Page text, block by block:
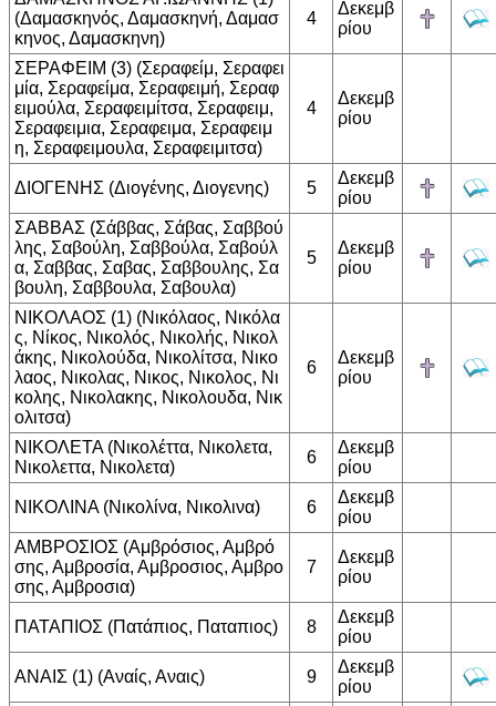
(Δαμασκηνός, Δαμασκηνή, Δαμασ
κηνος, Δαμασκηνη)
4
Δεκεμβ
ρίου
ΣΕΡΑΦΕΙΜ (3) (Σεραφείμ, Σεραφει
μία, Σεραφείμα, Σεραφειμή, Σεραφ
ειμούλα, Σεραφειμίτσα, Σεραφειμ,
Σεραφειμια, Σεραφειμα, Σεραφειμ
η, Σεραφειμουλα, Σεραφειμιτσα)
4
Δεκεμβ
ρίου
ΔΙΟΓΕΝΗΣ (Διογένης, Διογενης) 5
Δεκεμβ
ρίου
ΣΑΒΒΑΣ (Σάββας, Σάβας, Σαββού
λης, Σαβούλη, Σαββούλα, Σαβούλ
α, Σαββας, Σαβας, Σαββουλης, Σα
βουλη, Σαββουλα, Σαβουλα)
5
Δεκεμβ
ρίου
ΝΙΚΟΛΑΟΣ (1) (Νικόλαος, Νικόλα
ς, Νίκος, Νικολός, Νικολής, Νικολ
άκης, Νικολούδα, Νικολίτσα, Νικο
λαος, Νικολας, Νικος, Νικολος, Νι
κολης, Νικολακης, Νικολουδα, Νικ
ολιτσα)
6
Δεκεμβ
ρίου
ΝΙΚΟΛΕΤΑ (Νικολέττα, Νικολετα,
Νικολεττα, Νικολετα)
6
Δεκεμβ
ρίου
ΝΙΚΟΛΙΝΑ (Νικολίνα, Νικολινα) 6
Δεκεμβ
ρίου
ΑΜΒΡΟΣΙΟΣ (Αμβρόσιος, Αμβρό
σης, Αμβροσία, Αμβροσιος, Αμβρο
σης, Αμβροσια)
7
Δεκεμβ
ρίου
ΠΑΤΑΠΙΟΣ (Πατάπιος, Παταπιος) 8
Δεκεμβ
ρίου
ΑΝΑΙΣ (1) (Αναίς, Αναις) 9
Δεκεμβ
ρίου